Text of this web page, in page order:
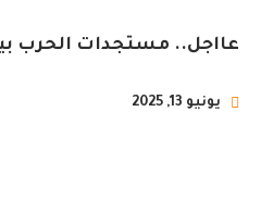
عااجل.. مستجدات الحرب
يونيو 13, 2025